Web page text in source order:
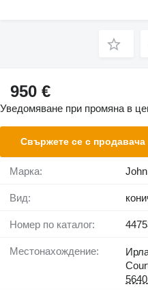
950 €
Уведомяване при промяна в
Свържете се с продавача
Марка:
Вид:
Номер по каталог:
Местонахождение: